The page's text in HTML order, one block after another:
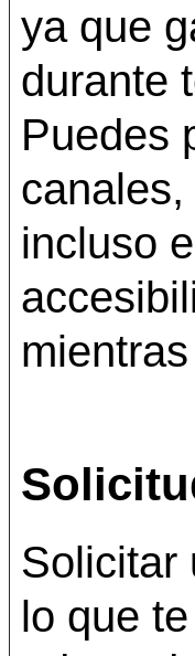
ya que
durante
Puedes
incluso
Solicitar
lo que